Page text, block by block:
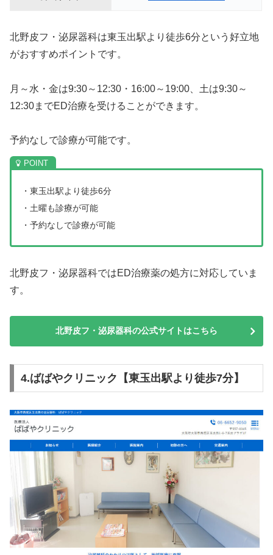
北野皮フ・泌尿器科は東玉出駅より徒歩6分という好立地
がおすすめポイントです。
月～水・金は9:30～12:30・16:00～19:00、土は9:30～
12:30までED治療を受けることができます。
予約なしで診療が可能です。
・東玉出駅より徒歩6分
・土曜も診療が可能
・予約なしで診療が可能
北野皮フ・泌尿器科ではED治療薬の処方に対応していま
す。
北野皮フ・泌尿器科の公式サイトはこちら
4.ばばやクリニック【東玉出駅より徒歩7分】